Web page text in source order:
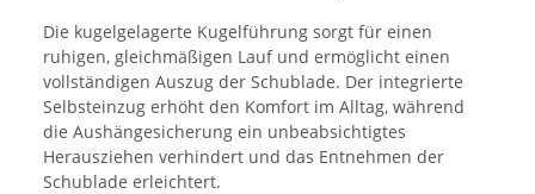
Die kugelgelagerte Kugelführung sorgt für einen
ruhigen, gleichmäßigen Lauf und ermöglicht einen
vollständigen Auszug der Schublade. Der integrierte
Selbsteinzug erhöht den Komfort im Alltag, während
die Aushängesicherung ein unbeabsichtigtes
Herausziehen verhindert und das Entnehmen der
Schublade erleichtert.